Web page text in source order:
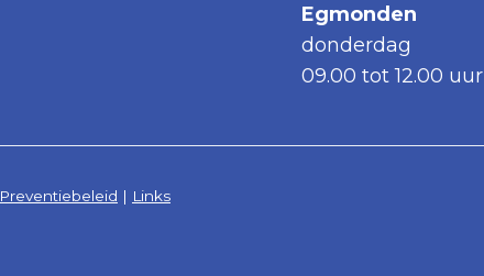
Egmonden
donderdag
09.00 tot 12.00 uur
Preventiebeleid | Links